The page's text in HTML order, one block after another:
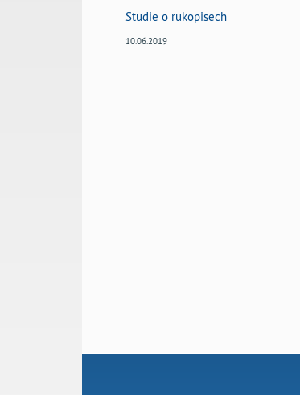
Studie o rukopisech
10.06.2019